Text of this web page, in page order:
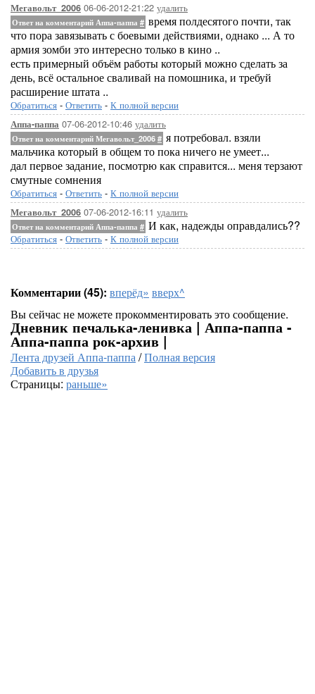
Мегавольт_2006 06-06-2012-21:22 удалить
Ответ на комментарий Аппа-паппа # время полдесятого почти, так
что пора завязывать с боевыми действиями, однако ... А то
армия зомби это интересно только в кино ..
есть примерный объём работы который можно сделать за
день, всё остальное сваливай на помошника, и требуй
расширение штата ..
Обратиться - Ответить - К полной версии
Аппа-паппа 07-06-2012-10:46 удалить
Ответ на комментарий Мегавольт_2006 # я потребовал. взяли
мальчика который в общем то пока ничего не умеет...
дал первое задание, посмотрю как справится... меня терзают
смутные сомнения
Обратиться - Ответить - К полной версии
Мегавольт_2006 07-06-2012-16:11 удалить
Ответ на комментарий Аппа-паппа # И как, надежды оправдались??
Обратиться - Ответить - К полной версии
Комментарии (45): вперёд» вверх^
Вы сейчас не можете прокомментировать это сообщение.
Дневник печалька-ленивка | Аппа-паппа -
Аппа-паппа рок-архив |
Лента друзей Аппа-паппа/Полная версия
Добавить в друзья
Страницы: раньше»